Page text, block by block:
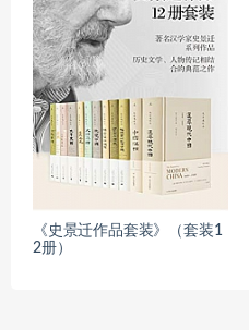
《史景迁作品套装》（套装1
2册）